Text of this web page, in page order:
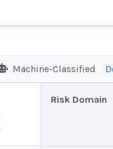
Machine-Classified
Risk Domain